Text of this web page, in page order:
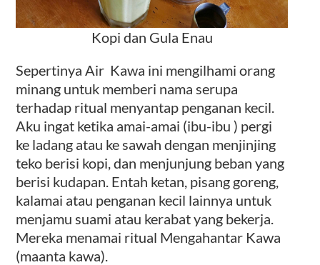
Kopi dan Gula Enau
Sepertinya Air Kawa ini mengilhami orang
minang untuk memberi nama serupa
terhadap ritual menyantap penganan kecil.
Aku ingat ketika amai-amai (ibu-ibu ) pergi
ke ladang atau ke sawah dengan menjinjing
teko berisi kopi, dan menjunjung beban yang
berisi kudapan. Entah ketan, pisang goreng,
kalamai atau penganan kecil lainnya untuk
menjamu suami atau kerabat yang bekerja.
Mereka menamai ritual Mengahantar Kawa
(maanta kawa).